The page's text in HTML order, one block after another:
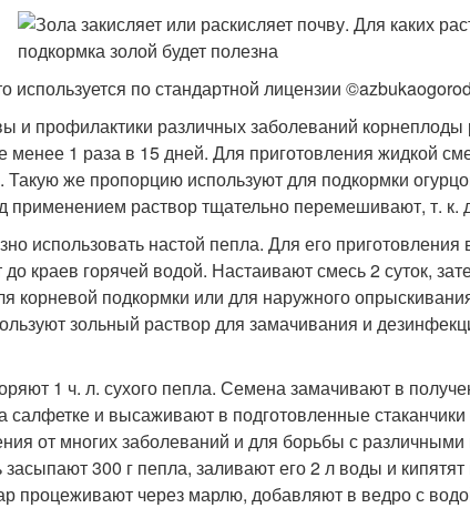
используется по стандартной лицензии
и профилактики различных заболеваний
менее 1 раза в 15 дней. Для приготовления жидкой
Такую же пропорцию используют для подкормки
применением раствор тщательно перемешивают, т. к.
использовать настой пепла. Для его
краев горячей водой. Настаивают смесь 2 суток,
корневой подкормки или для наружного
зольный раствор для замачивания и
1 ч. л. сухого пепла. Семена замачивают в
салфетке и высаживают в подготовленные стаканчики
от многих заболеваний и для борьбы с
300 г пепла, заливают его 2 л воды и
процеживают через марлю, добавляют в ведро с